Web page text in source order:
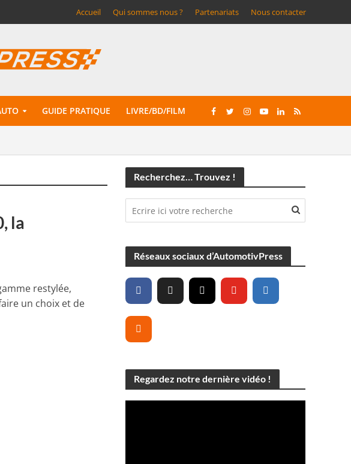
Accueil Qui sommes nous ? Partenariats Nous contacter
GUIDE PRATIQUE LIVRE/BD/FILM
la
restylée,
un choix et de
Recherchez… Trouvez !
Réseaux sociaux d’AutomotivPress
Regardez notre dernière vidéo !